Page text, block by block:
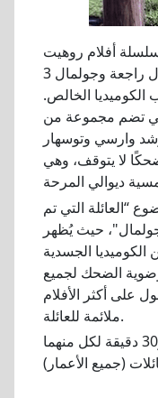
أفلام روهيت
شيتي "جولمال" (جولمال، جولمال راجعة وجولمال 3
الخالص.
تضم مجموعة من
وارسي وتوسهار
لا يتوقف، وهي
“العائلة التي تم
حيث يُظهر
الجسدية
الضحك لجميع
"جولمال 3" للحصول على أكثر الأفلام
ملائمة للعائلة.
(جميع الأعمار)